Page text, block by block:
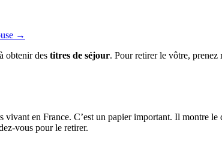
→
obtenir des titres de séjour. Pour retirer le vôtre, prenez
vivant en France. C’est un papier important. Il montre
vous pour le retirer.